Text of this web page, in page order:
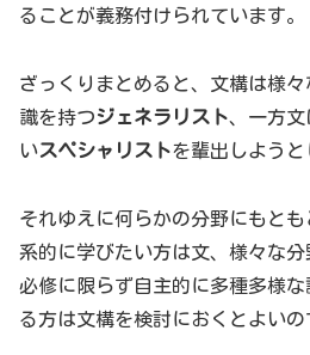
ることが義務付けられています。
ざっくりまとめると、文構は様
識を持つジェネラリスト、一方文
いスペシャリストを輩出しようと
それゆえに何らかの分野にもと
系的に学びたい方は文、様々な分
必修に限らず自主的に多種多様
る方は文構を検討におくとよいの